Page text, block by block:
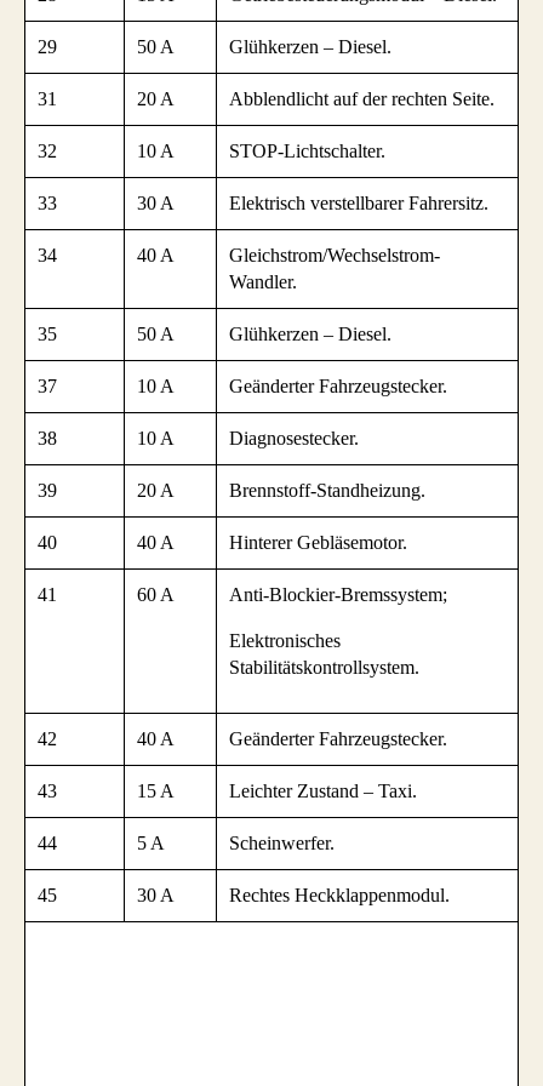
29 50 A Glühkerzen – Diesel.
31 20 A Abblendlicht auf der rechten Seite.
32 10 A STOP-Lichtschalter.
33 30 A Elektrisch verstellbarer Fahrersitz.
34 40 A
Gleichstrom/Wechselstrom-
Wandler.
35 50 A Glühkerzen – Diesel.
37 10 A Geänderter Fahrzeugstecker.
38 10 A Diagnosestecker.
39 20 A Brennstoff-Standheizung.
40 40 A Hinterer Gebläsemotor.
41 60 A Anti-Blockier-Bremssystem;
Elektronisches
Stabilitätskontrollsystem.
42 40 A Geänderter Fahrzeugstecker.
43 15 A Leichter Zustand – Taxi.
44 5 A Scheinwerfer.
45 30 A Rechtes Heckklappenmodul.